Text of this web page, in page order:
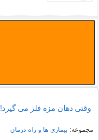
وقتی دهان مزه فلز می گیرد!
مجموعه: بیماری ها و راه درمان